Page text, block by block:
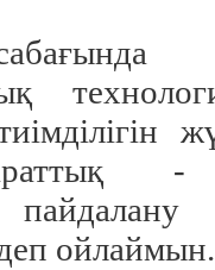
-
деп ойлаймын.